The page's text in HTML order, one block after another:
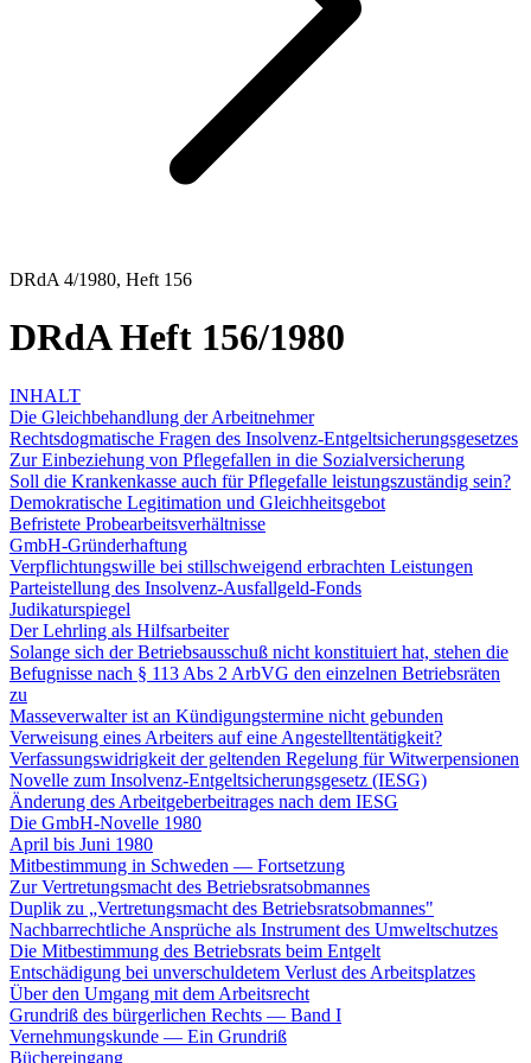
DRdA 4/1980, Heft 156
DRdA Heft 156/1980
INHALT
Die Gleichbehandlung der Arbeitnehmer
Rechtsdogmatische Fragen des Insolvenz-Entgeltsicherungsgesetzes
Zur Einbeziehung von Pflegefallen in die Sozialversicherung
Soll die Krankenkasse auch für Pflegefalle leistungszuständig sein?
Demokratische Legitimation und Gleichheitsgebot
Befristete Probearbeitsverhältnisse
GmbH-Gründerhaftung
Verpflichtungswille bei stillschweigend erbrachten Leistungen
Parteistellung des Insolvenz-Ausfallgeld-Fonds
Judikaturspiegel
Der Lehrling als Hilfsarbeiter
Solange sich der Betriebsausschuß nicht konstituiert hat, stehen die
Befugnisse nach § 113 Abs 2 ArbVG den einzelnen Betriebsräten
zu
Masseverwalter ist an Kündigungstermine nicht gebunden
Verweisung eines Arbeiters auf eine Angestelltentätigkeit?
Verfassungswidrigkeit der geltenden Regelung für Witwerpensionen
Novelle zum Insolvenz-Entgeltsicherungsgesetz (IESG)
Änderung des Arbeitgeberbeitrages nach dem IESG
Die GmbH-Novelle 1980
April bis Juni 1980
Mitbestimmung in Schweden — Fortsetzung
Zur Vertretungsmacht des Betriebsratsobmannes
Duplik zu „Vertretungsmacht des Betriebsratsobmannes"
Nachbarrechtliche Ansprüche als Instrument des Umweltschutzes
Die Mitbestimmung des Betriebsrats beim Entgelt
Entschädigung bei unverschuldetem Verlust des Arbeitsplatzes
Über den Umgang mit dem Arbeitsrecht
Grundriß des bürgerlichen Rechts — Band I
Vernehmungskunde — Ein Grundriß
Büchereingang